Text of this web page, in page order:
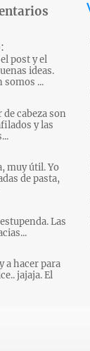
post y el
ideas.
somos ...
cabeza son
y las
muy útil. Yo
de pasta,
Las
a hacer para
jajaja. El